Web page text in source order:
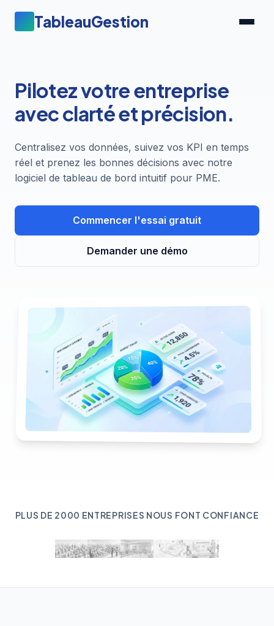
TableauGestion
Pilotez votre entreprise
avec clarté et précision.
Centralisez vos données, suivez vos KPI en temps
réel et prenez les bonnes décisions avec notre
logiciel de tableau de bord intuitif pour PME.
Commencer l'essai gratuit
Demander une démo
PLUS DE 2000 ENTREPRISES NOUS FONT CONFIANCE